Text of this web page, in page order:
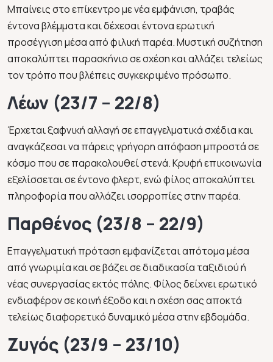
Μπαίνεις στο επίκεντρο με νέα εμφάνιση, τραβάς
έντονα βλέμματα και δέχεσαι έντονα ερωτική
προσέγγιση μέσα από φιλική παρέα. Μυστική συζήτηση
αποκαλύπτει παρασκήνιο σε σχέση και αλλάζει τελείως
τον τρόπο που βλέπεις συγκεκριμένο πρόσωπο.
Λέων (23/7 – 22/8)
Έρχεται ξαφνική αλλαγή σε επαγγελματικά σχέδια και
αναγκάζεσαι να πάρεις γρήγορη απόφαση μπροστά σε
κόσμο που σε παρακολουθεί στενά. Κρυφή επικοινωνία
εξελίσσεται σε έντονο φλερτ, ενώ φίλος αποκαλύπτει
πληροφορία που αλλάζει ισορροπίες στην παρέα.
Παρθένος (23/8 – 22/9)
Επαγγελματική πρόταση εμφανίζεται απότομα μέσα
από γνωριμία και σε βάζει σε διαδικασία ταξιδιού ή
νέας συνεργασίας εκτός πόλης. Φίλος δείχνει ερωτικό
ενδιαφέρον σε κοινή έξοδο και η σχέση σας αποκτά
τελείως διαφορετικό δυναμικό μέσα στην εβδομάδα.
Ζυγός (23/9 – 23/10)